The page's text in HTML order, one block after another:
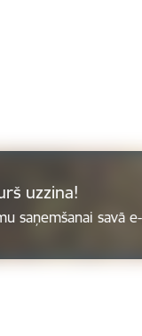
uzzina!
saņemšanai savā